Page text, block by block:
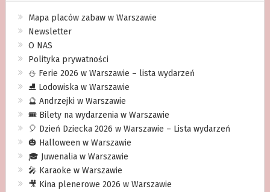
Mapa placów zabaw w Warszawie
Newsletter
O NAS
Polityka prywatności
⛄️ Ferie 2026 w Warszawie – lista wydarzeń
⛸ Lodowiska w Warszawie
🔮 Andrzejki w Warszawie
🎟️ Bilety na wydarzenia w Warszawie
🎈 Dzień Dziecka 2026 w Warszawie – Lista wydarzeń
🎃 Halloween w Warszawie
🎓 Juwenalia w Warszawie
🎤 Karaoke w Warszawie
🎥 Kina plenerowe 2026 w Warszawie